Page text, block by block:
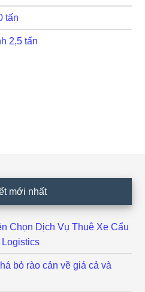
tấn
2,5 tấn
mới nhất
Chọn Dịch Vụ Thuê Xe Cẩu
bỏ rào cản về giá cả và